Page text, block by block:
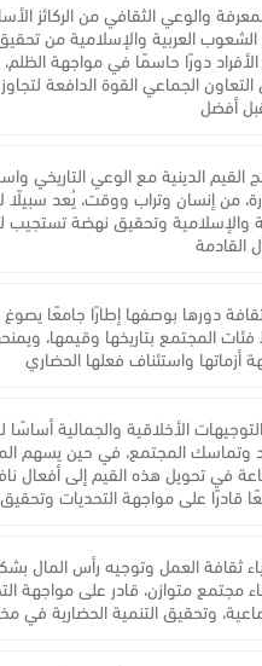
والوعي الثقافي من الركائز
العربية والإسلامية من تحقيق
دورًا حاسمًا في مواجهة
الجماعي القوة الدافعة لتجاوز
أفضل
القيم الدينية مع الوعي التاريخي
من إنسان وتراب ووقت، يُعد سبيلًا
والإسلامية وتحقيق نهضة تستجيب
القادمة
دورها بوصفها إطارًا جامعًا
فئات المجتمع بتاريخها وقيمها،
أزماتها واستئناف فعلها الحضاري
التوجيهات الأخلاقية والجمالية
وتماسك المجتمع، في حين يسهم
في تحويل هذه القيم إلى أفعال
قادرًا على مواجهة التحديات
ثقافة العمل وتوجيه رأس المال
مجتمع متوازن، قادر على مواجهة
وتحقيق التنمية الحضارية في